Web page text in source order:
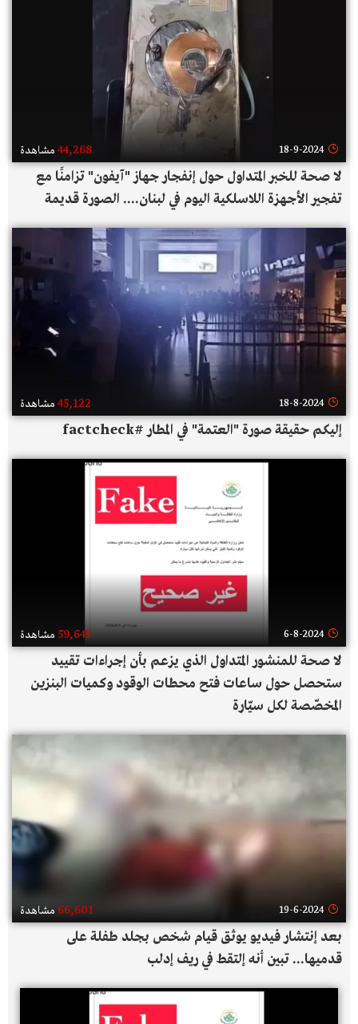
18-9-2024
44,268 مشاهدة
لا صحة للخبر المتداول حول إنفجار جهاز "آيفون" تزامنًا مع
تفجير الأجهزة اللاسلكية اليوم في لبنان.... الصورة قديمة
18-8-2024
45,122 مشاهدة
إليكم حقيقة صورة "العتمة" في المطار #factcheck
6-8-2024
59,643 مشاهدة
لا صحة للمنشور المتداول الذي يزعم بأن إجراءات تقييد
ستحصل حول ساعات فتح محطات الوقود وكميات البنزين
المخصّصة لكل سيّارة
19-6-2024
66,601 مشاهدة
بعد إنتشار فيديو يوثق قيام شخص بجلد طفلة على
قدميها... تبين أنه إلتقط في ريف إدلب